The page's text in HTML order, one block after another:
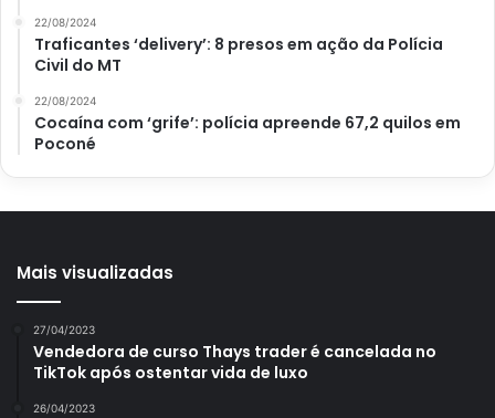
22/08/2024
Traficantes ‘delivery’: 8 presos em ação da Polícia
Civil do MT
22/08/2024
Cocaína com ‘grife’: polícia apreende 67,2 quilos em
Poconé
Mais visualizadas
27/04/2023
Vendedora de curso Thays trader é cancelada no
TikTok após ostentar vida de luxo
26/04/2023